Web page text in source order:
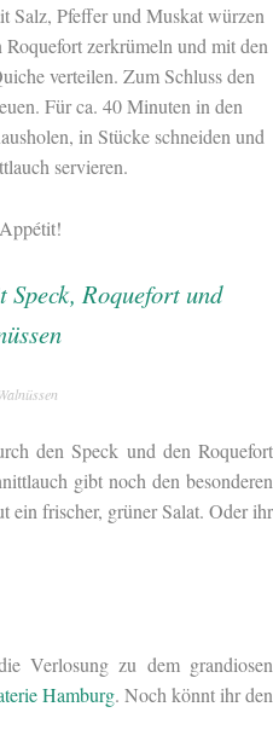
Salz, Pfeffer und Muskat würzen
zerkrümeln und mit den
verteilen. Zum Schluss den
Für ca. 40 Minuten in den
in Stücke schneiden und
servieren.
den Speck und den Roquefort
gibt noch den besonderen
ein frischer, grüner Salat. Oder ihr
Verlosung zu dem grandiosen
Hamburg. Noch könnt ihr den